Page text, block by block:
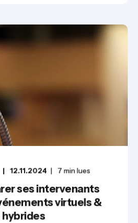
12.11.2024 7 min lues
ses intervenants
virtuels &
hybrides